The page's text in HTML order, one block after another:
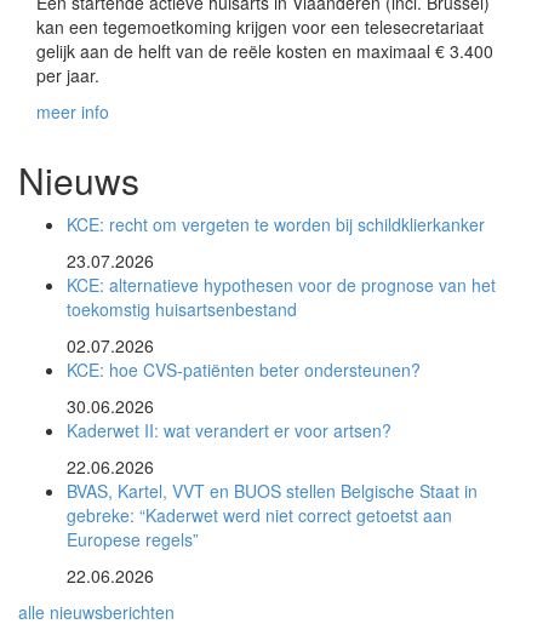
kan een tegemoetkoming krijgen voor een telesecretariaat
gelijk aan de helft van de reële kosten en maximaal € 3.400
per jaar.
meer info
Nieuws
KCE: recht om vergeten te worden bij schildklierkanker
23.07.2026
KCE: alternatieve hypothesen voor de prognose van het
toekomstig huisartsenbestand
02.07.2026
KCE: hoe CVS-patiënten beter ondersteunen?
30.06.2026
Kaderwet II: wat verandert er voor artsen?
22.06.2026
BVAS, Kartel, VVT en BUOS stellen Belgische Staat in
gebreke: “Kaderwet werd niet correct getoetst aan
Europese regels”
22.06.2026
alle nieuwsberichten